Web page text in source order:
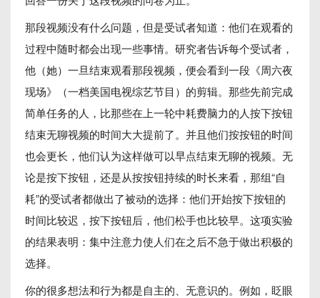
那段视频没有什么问题，但是受试者知道：他们在观看的
过程中随时都会出现一些事情。研究者告诉每个受试者，
他（她）一旦结束观看那段视频，便会看到一段《周六夜
现场》（一档美国电视综艺节目）的剪辑。那些先前完成
简单任务的人，比那些在上一轮中耗费脑力的人按下按钮
结束无聊视频的时间大大提前了。并且他们按按钮的时间
也会更长，他们认为这样做可以早点结束无聊的视频。无
论是按下按钮，还是从按按钮持续的时长来看，那组“自
耗”的受试者都做出了被动的选择：他们开始按下按钮的
时间比较迟，按下按钮后，他们松手也比较早。这项实验
的结果表明：集中注意力使人们在之后不急于做出积极的
选择。
你的很多想法和行为都是自主的、无意识的。例如，眨眼